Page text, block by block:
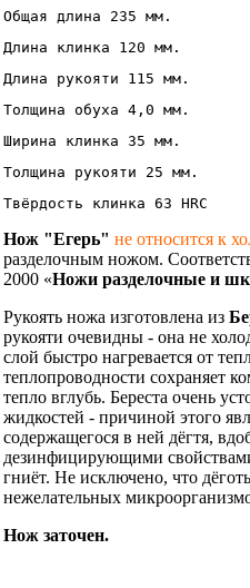
Общая длина 235 мм.
Длина клинка 120 мм.
Длина рукояти 115 мм.
Толщина обуха 4,0 мм.
Ширина клинка 35 мм.
Толщина рукояти 25 мм.
Твёрдость клинка 63 HRC
Нож "Егерь" не относится к
разделочным ножом.
2000 «Ножи разделочные и
Рукоять ножа изготовлена из
рукояти очевидны - она не
слой быстро нагревается от
теплопроводности сохраняет
тепло вглубь. Береста очень
жидкостей - причиной этого
содержащегося в ней дёгтя,
дезинфицирующими
гниёт. Не исключено, что
нежелательных
Нож заточен.